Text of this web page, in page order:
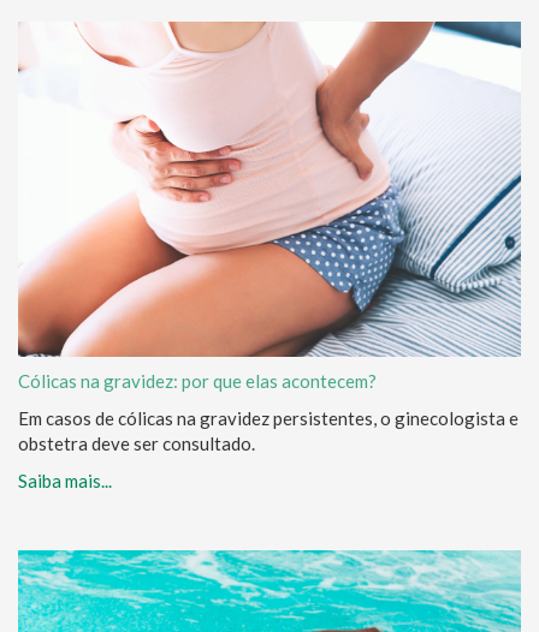
Cólicas na gravidez: por que elas acontecem?
Em casos de cólicas na gravidez persistentes, o ginecologista e
obstetra deve ser consultado.
Saiba mais...